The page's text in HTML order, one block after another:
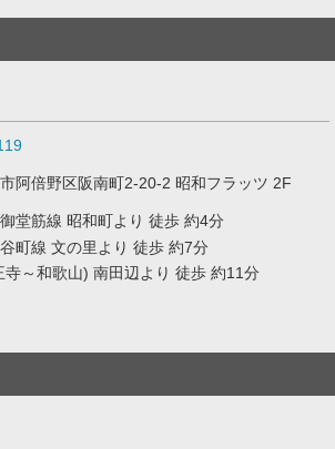
阿倍野区阪南町2-20-2 昭和フラッツ 2F
堂筋線 昭和町より 徒歩 約4分
町線 文の里より 徒歩 約7分
寺～和歌山) 南田辺より 徒歩 約11分